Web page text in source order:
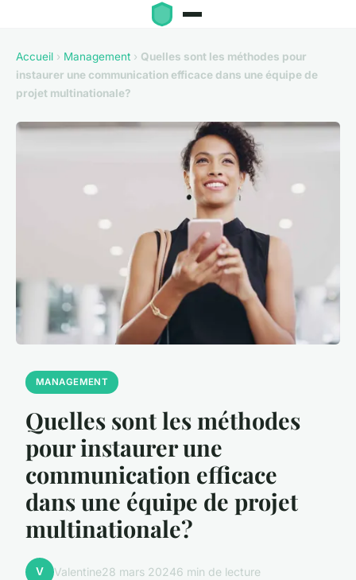
Accueil › Management › Quelles sont les méthodes pour
instaurer une communication efficace dans une équipe de
projet multinationale?
MANAGEMENT
Quelles sont les méthodes
pour instaurer une
communication efficace
dans une équipe de projet
multinationale?
V Valentine28 mars 20246 min de lecture